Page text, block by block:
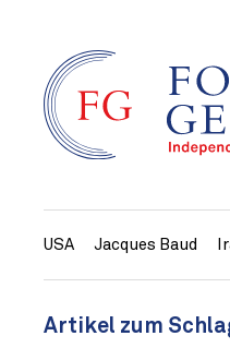
USA Jacques Baud
Artikel zum